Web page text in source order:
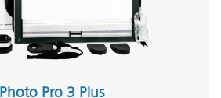
Pro 3 Plus